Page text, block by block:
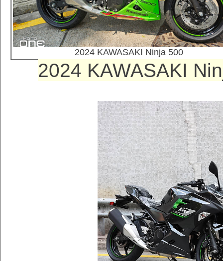
2024 KAWASAKI Ninja 500
2024 KAWASAKI